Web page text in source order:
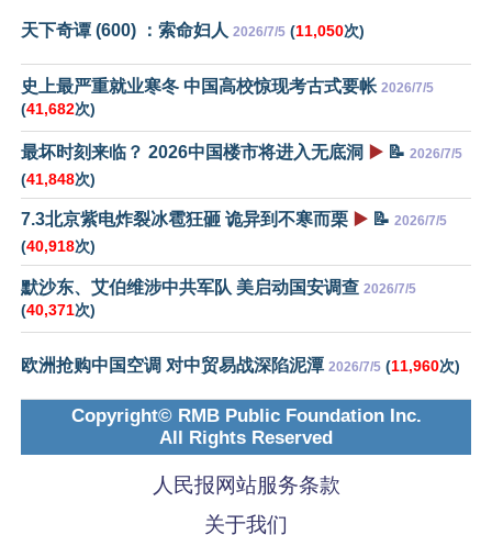
天下奇谭 (600) ：索命妇人 2026/7/5 (11,050次)
史上最严重就业寒冬 中国高校惊现考古式要帐 2026/7/5
(41,682次)
最坏时刻来临？ 2026中国楼市将进入无底洞 ▶️ 📝 2026/7/5
(41,848次)
7.3北京紫电炸裂冰雹狂砸 诡异到不寒而栗 ▶️ 📝 2026/7/5
(40,918次)
默沙东、艾伯维涉中共军队 美启动国安调查 2026/7/5
(40,371次)
欧洲抢购中国空调 对中贸易战深陷泥潭 2026/7/5 (11,960次)
Copyright© RMB Public Foundation Inc.
All Rights Reserved
人民报网站服务条款
关于我们